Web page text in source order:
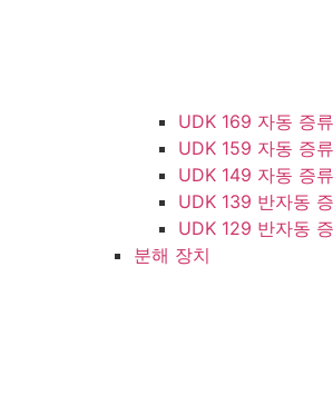
UDK 169 자동 증
UDK 159 자동 증
UDK 149 자동 증
UDK 139 반자동
UDK 129 반자동
분해 장치